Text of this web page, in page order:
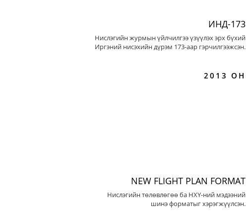
ИНД-173
Нислэгийн журмын үйлчилгээ үзүүлэх эрх бүхий
Иргэний нисэхийн дүрэм 173-аар гэрчилгээжсэн.
2013 ОН
NEW FLIGHT PLAN FORMAT
Нислэгийн төлөвлөгөө ба НХҮ-ний мэдээний
шинэ форматыг хэрэгжүүлсэн.